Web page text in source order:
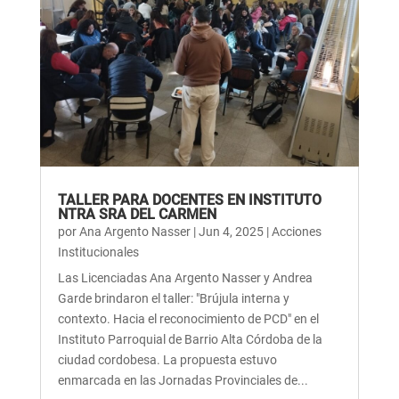
TALLER PARA DOCENTES EN INSTITUTO
NTRA SRA DEL CARMEN
porAna Argento Nasser|Jun 4, 2025|Acciones
Institucionales
Las Licenciadas Ana Argento Nasser y Andrea
Garde brindaron el taller: "Brújula interna y
contexto. Hacia el reconocimiento de PCD" en el
Instituto Parroquial de Barrio Alta Córdoba de la
ciudad cordobesa. La propuesta estuvo
enmarcada en las Jornadas Provinciales de...